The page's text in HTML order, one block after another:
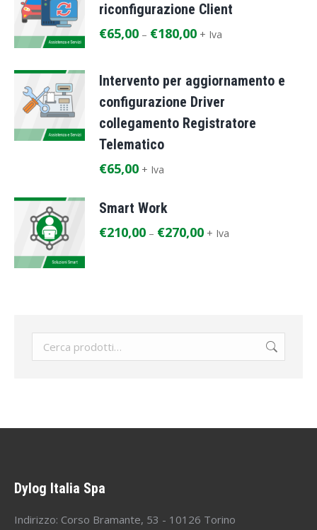
riconfigurazione Client
€65,00 – €180,00 + Iva
Intervento per aggiornamento e
configurazione Driver
collegamento Registratore
Telematico
€65,00 + Iva
Smart Work
€210,00 – €270,00 + Iva
Dylog Italia Spa
Indirizzo: Corso Bramante, 53 - 10126 Torino